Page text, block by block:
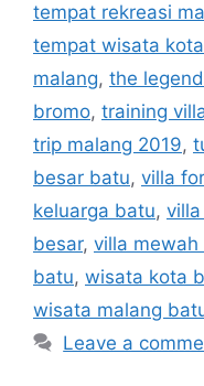
tempat rekreasi
tempat wisata
malang, the
bromo, training
trip malang 2019,
besar batu, villa
keluarga batu,
besar, villa
batu, wisata kota
wisata malang
Leave a